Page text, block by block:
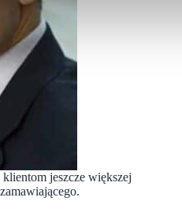
jeszcze większej